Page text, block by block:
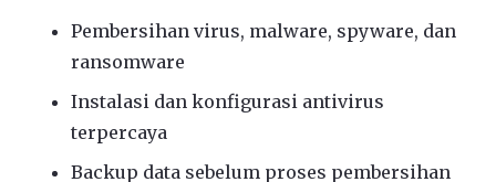
Pembersihan virus, malware, spyware, dan
ransomware
Instalasi dan konfigurasi antivirus
terpercaya
Backup data sebelum proses pembersihan